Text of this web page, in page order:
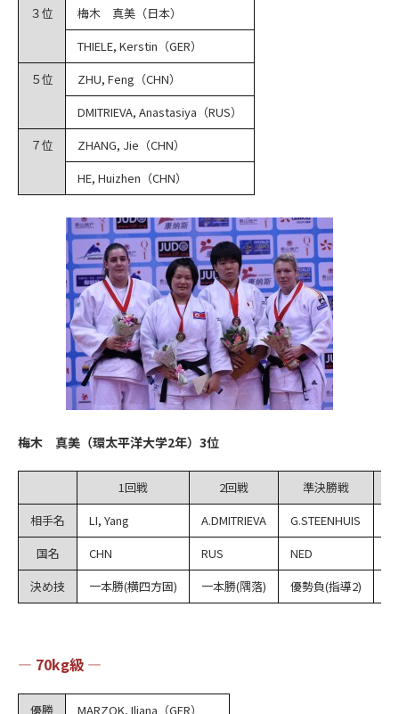
３位
梅木 真美（日本）
THIELE, Kerstin（GER）
５位
ZHU, Feng（CHN）
DMITRIEVA, Anastasiya（RUS）
７位
ZHANG, Jie（CHN）
HE, Huizhen（CHN）
梅木 真美（環太平洋大学2年）3位
1回戦 2回戦
準決勝戦
相手名
LI, Yang A.DMITRIEVA G.STEENHUIS
国名
CHN RUS NED
決め技
一本勝(横四方固) 一本勝(隅落) 優勢負(指導2)
― 70kg級 ―
優勝
MARZOK, Iljana（GER）